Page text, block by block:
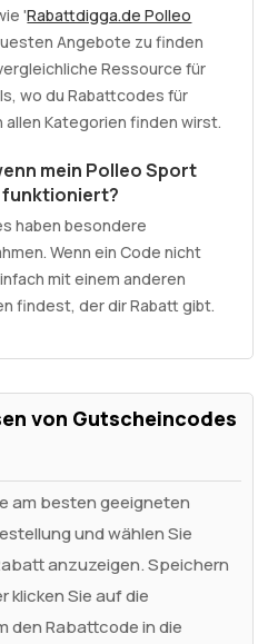
'Rabattdigga.de Polleo
Angebote zu finden
Ressource für
wo du Rabattcodes für
Kategorien finden wirst.
mein Polleo Sport
haben besondere
Wenn ein Code nicht
mit einem anderen
findest, der dir Rabatt gibt.
von Gutscheincodes
am besten geeigneten
und wählen Sie
anzuzeigen. Speichern
klicken Sie auf die
den Rabattcode in die